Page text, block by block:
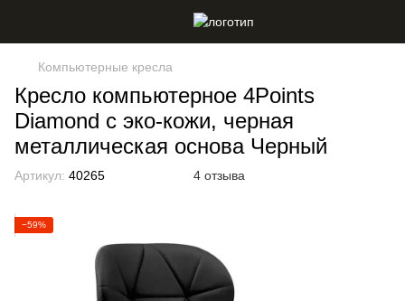
Компьютерные кресла
Кресло компьютерное 4Points
Diamond с эко-кожи, черная
металлическая основа Черный
Артикул: 40265 4 отзыва
−59%